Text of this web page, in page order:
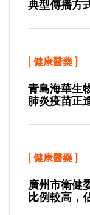
典型傳播方
[ 健康醫藥 ]
青島海華生
肺炎疫苗正
[ 健康醫藥 ]
廣州市衛健
比例較高，